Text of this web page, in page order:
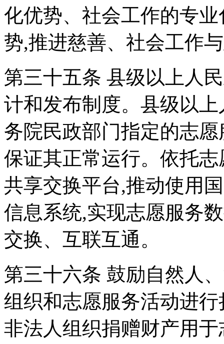
化优势、社会工作的专
势,推进慈善、社会工作
第三十五条 县级以上人
计和发布制度。县级以
务院民政部门指定的志
保证其正常运行。依托
共享交换平台,推动使用
信息系统,实现志愿服务
交换、互联互通。
第三十六条 鼓励自然人
组织和志愿服务活动进
非法人组织捐赠财产用